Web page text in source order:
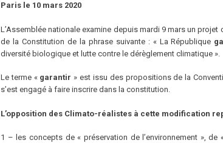
Paris le 10 mars 2020
L’Assemblée nationale examine depuis mardi 9 mars un projet
de la Constitution de la phrase suivante : « La République
diversité biologique et lutte contre le dérèglement climatique ».
Le terme « garantir » est issu des propositions de la
s’est engagé à faire inscrire dans la constitution.
L’opposition des Climato-réalistes à cette modification
1 – les concepts de « préservation de l’environnement »,